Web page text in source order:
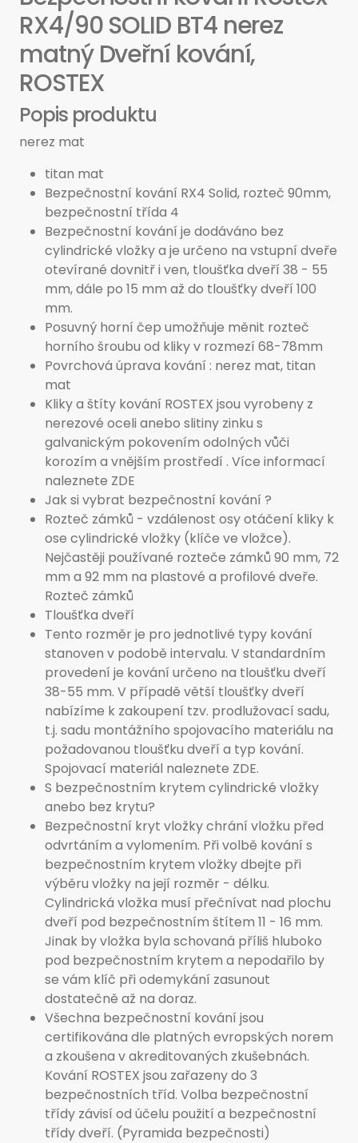
RX4/90 SOLID BT4 nerez
matný Dveřní kování,
ROSTEX
Popis produktu
nerez mat
titan mat
Bezpečnostní kování RX4 Solid, rozteč 90mm,
bezpečnostní třída 4
Bezpečnostní kování je dodáváno bez
cylindrické vložky a je určeno na vstupní dveře
otevírané dovnitř i ven, tloušťka dveří 38 - 55
mm, dále po 15 mm až do tloušťky dveří 100
mm.
Posuvný horní čep umožňuje měnit rozteč
horního šroubu od kliky v rozmezí 68-78mm
Povrchová úprava kování : nerez mat, titan
mat
Kliky a štíty kování ROSTEX jsou vyrobeny z
nerezové oceli anebo slitiny zinku s
galvanickým pokovením odolných vůči
korozím a vnějším prostředí . Více informací
naleznete ZDE
Jak si vybrat bezpečnostní kování ?
Rozteč zámků - vzdálenost osy otáčení kliky k
ose cylindrické vložky (klíče ve vložce).
Nejčastěji používané rozteče zámků 90 mm, 72
mm a 92 mm na plastové a profilové dveře.
Rozteč zámků
Tloušťka dveří
Tento rozměr je pro jednotlivé typy kování
stanoven v podobě intervalu. V standardním
provedení je kování určeno na tloušťku dveří
38-55 mm. V případě větší tloušťky dveří
nabízíme k zakoupení tzv. prodlužovací sadu,
t.j. sadu montážního spojovacího materiálu na
požadovanou tloušťku dveří a typ kování.
Spojovací materiál naleznete ZDE.
S bezpečnostním krytem cylindrické vložky
anebo bez krytu?
Bezpečnostní kryt vložky chrání vložku před
odvrtáním a vylomením. Při volbě kování s
bezpečnostním krytem vložky dbejte při
výběru vložky na její rozměr - délku.
Cylindrická vložka musí přečnívat nad plochu
dveří pod bezpečnostním štítem 11 - 16 mm.
Jinak by vložka byla schovaná příliš hluboko
pod bezpečnostním krytem a nepodařilo by
se vám klíč při odemykání zasunout
dostatečně až na doraz.
Všechna bezpečnostní kování jsou
certifikována dle platných evropských norem
a zkoušena v akreditovaných zkušebnách.
Kování ROSTEX jsou zařazeny do 3
bezpečnostních tříd. Volba bezpečnostní
třídy závisí od účelu použití a bezpečnostní
třídy dveří. (Pyramida bezpečnosti)